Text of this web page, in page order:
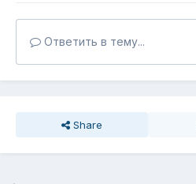
Ответить в тему...
Share